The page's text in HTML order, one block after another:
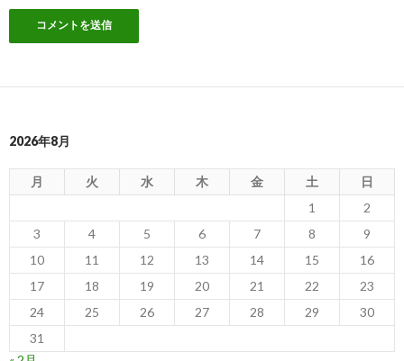
2026年8月
月 火 水 木 金 土
日
1
2
3
4 5 6 7 8
9
10
11 12 13 14 15
16
17
18 19 20 21 22
23
24
25 26 27 28 29
30
31